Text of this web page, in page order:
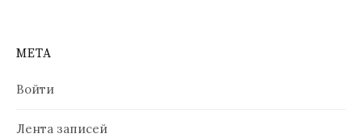
МЕТА
Войти
Лента записей